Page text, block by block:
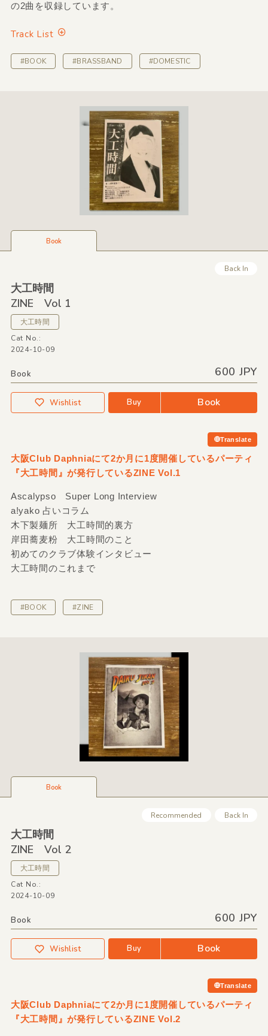
の2曲を収録しています。
Track List
#BOOK #BRASSBAND #DOMESTIC
Book
Back In
大工時間
ZINE Vol 1
大工時間
Cat No.:
2024-10-09
Book 600 JPY
Wishlist Buy Book
Translate
大阪Club Daphniaにて2か月に1度開催しているパーティ
『大工時間』が発行しているZINE Vol.1
Ascalypso Super Long Interview
a!yako 占いコラム
木下製麺所 大工時間的裏方
岸田蕎麦粉 大工時間のこと
初めてのクラブ体験インタビュー
大工時間のこれまで
#BOOK #ZINE
Book
Recommended Back In
大工時間
ZINE Vol 2
大工時間
Cat No.:
2024-10-09
Book 600 JPY
Wishlist Buy Book
Translate
大阪Club Daphniaにて2か月に1度開催しているパーティ
『大工時間』が発行しているZINE Vol.2